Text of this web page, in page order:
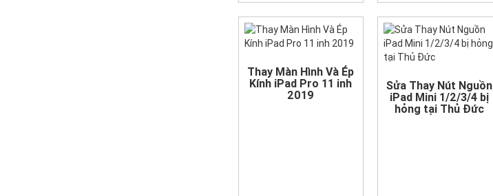
Thay Màn Hình Và Ép
Kính iPad Pro 11 inh
2019
Sửa Thay Nút Nguồn
iPad Mini 1/2/3/4 bị
hỏng tại Thủ Đức